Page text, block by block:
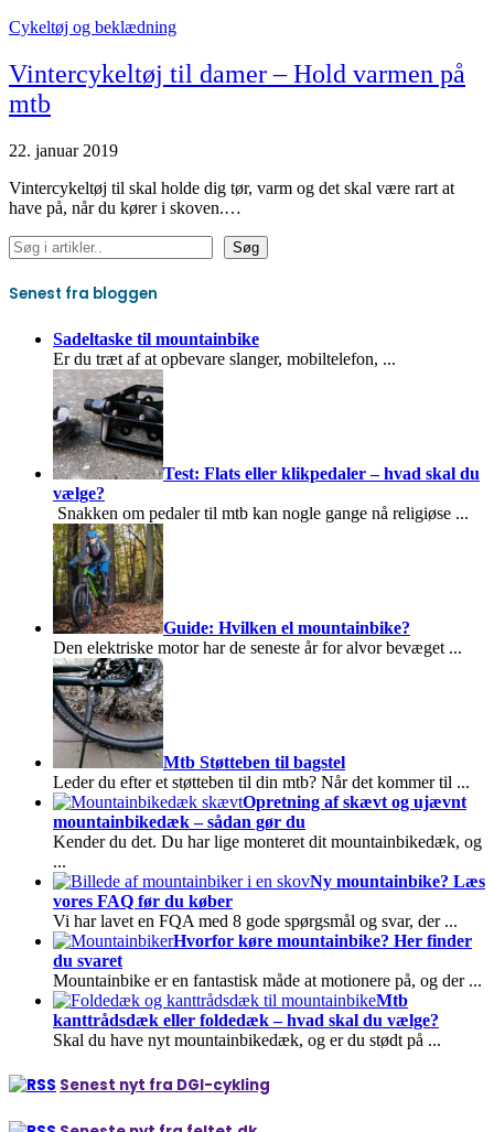
Cykeltøj og beklædning
Vintercykeltøj til damer – Hold varmen på
mtb
22. januar 2019
Vintercykeltøj til skal holde dig tør, varm og det skal være rart at
have på, når du kører i skoven.…
Søg
Søg
Senest fra bloggen
Sadeltaske til mountainbike
Er du træt af at opbevare slanger, mobiltelefon, ...
Test: Flats eller klikpedaler – hvad skal du
vælge?
Snakken om pedaler til mtb kan nogle gange nå religiøse ...
Guide: Hvilken el mountainbike?
Den elektriske motor har de seneste år for alvor bevæget ...
Mtb Støtteben til bagstel
Leder du efter et støtteben til din mtb? Når det kommer til ...
Opretning af skævt og ujævnt
mountainbikedæk – sådan gør du
Kender du det. Du har lige monteret dit mountainbikedæk, og
...
Ny mountainbike? Læs
vores FAQ før du køber
Vi har lavet en FQA med 8 gode spørgsmål og svar, der ...
Hvorfor køre mountainbike? Her finder
du svaret
Mountainbike er en fantastisk måde at motionere på, og der ...
Mtb
kanttrådsdæk eller foldedæk – hvad skal du vælge?
Skal du have nyt mountainbikedæk, og er du stødt på ...
Senest nyt fra DGI-cykling